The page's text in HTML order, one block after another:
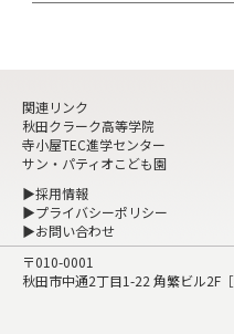
関連リンク
秋田クラーク高等学院
寺小屋TEC進学センター
サン・パティオこども園
▶採用情報
▶プライバシーポリシー
▶お問い合わせ
〒010-0001
秋田市中通2丁目1-22 角繁ビル2F［